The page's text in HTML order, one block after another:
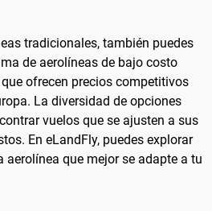
tradicionales, también puedes
de aerolíneas de bajo costo
ofrecen precios competitivos
La diversidad de opciones
vuelos que se ajusten a sus
En eLandFly, puedes explorar
aerolínea que mejor se adapte a tu